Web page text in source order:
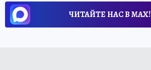
ЧИТАЙТЕ НАС В МАХ!